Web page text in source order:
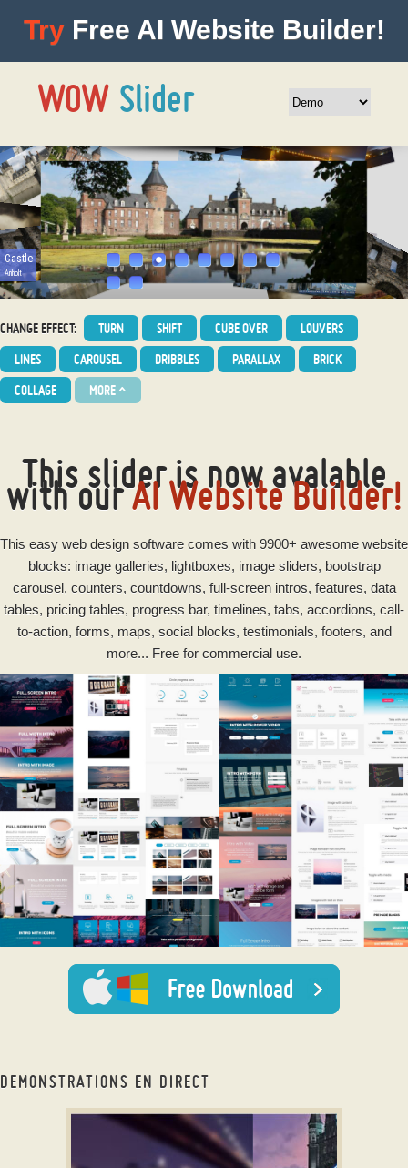
CHANGE EFFECT: TURN SHIFT CUBE OVER
LOUVERS
LINES
CAROUSEL DRIBBLES PARALLAX
BRICK
COLLAGE
MORE ^
This slider is now avalable
with ourAI Website Builder!
This easy web design software comes with 9900+ awesome website
blocks: image galleries, lightboxes, image sliders, bootstrap
carousel, counters, countdowns, full-screen intros, features, data
tables, pricing tables, progress bar, timelines, tabs, accordions, call-
to-action, forms, maps, social blocks, testimonials, footers, and
more... Free for commercial use.
DEMONSTRATIONS EN DIRECT
slider html
Try Free AI Website Builder!